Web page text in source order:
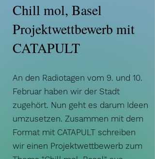
Chill mol, Basel
Projektwettbewerb mit
CATAPULT
An den Radiotagen vom 9. und 10.
Februar haben wir der Stadt
zugehört. Nun geht es darum Ideen
umzusetzen. Zusammen mit dem
Format mit CATAPULT schreiben
wir einen Projektwettbewerb zum